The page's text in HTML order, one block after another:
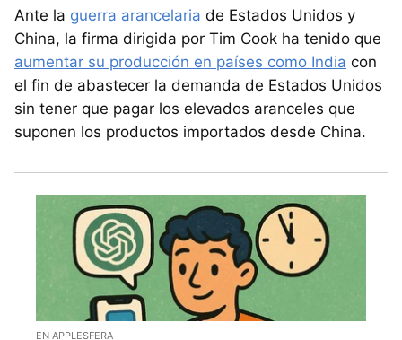
Ante la guerra arancelaria de Estados Unidos y
China, la firma dirigida por Tim Cook ha tenido que
aumentar su producción en países como India con
el fin de abastecer la demanda de Estados Unidos
sin tener que pagar los elevados aranceles que
suponen los productos importados desde China.
EN APPLESFERA